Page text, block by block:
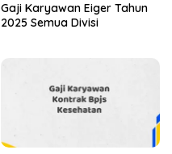
Gaji Karyawan Eiger Tahun
2025 Semua Divisi